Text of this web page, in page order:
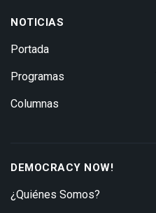
NOTICIAS
Portada
Programas
Columnas
DEMOCRACY NOW!
¿Quiénes Somos?